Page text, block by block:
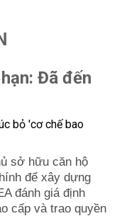
Đã đến
sở hữu căn hộ
để xây dựng
đánh giá định
cấp và trao quyền